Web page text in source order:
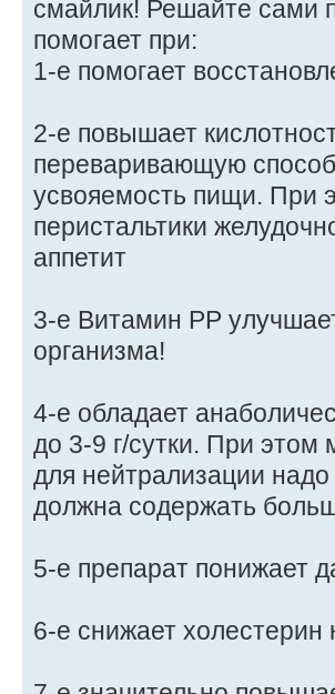
смайлик! Решайте сами
помогает при:
1-е помогает
2-е повышает
переваривающую
усвояемость пищи. При
перистальтики
аппетит
3-е Витамин РР
организма!
4-е обладает
до 3-9 г/сутки. При
для нейтрализации
должна содержать
5-е препарат понижает
6-е снижает холестерин